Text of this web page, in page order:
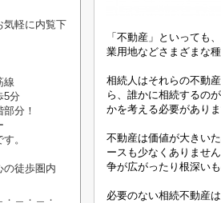
「不動産」といっても
業用地などさまざまな
相続人はそれらの不動
ら、誰かに相続するの
かを考える必要がありま
不動産は価値が大きい
ースも少なくありませ
争が広がったり根深い
必要のない相続不動産
気軽に内覧下
線
5分
分！
。
徒歩圏内
．＿．＿．